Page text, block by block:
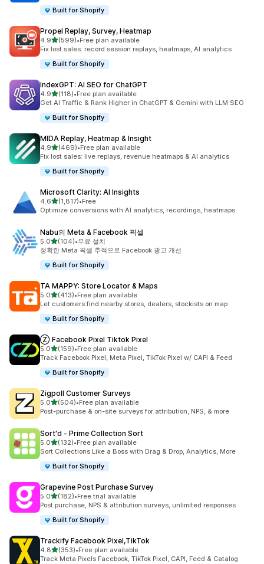
Built for Shopify
Propel Replay, Survey, Heatmap
4.9별 5개 중
(599)
총 리뷰 599개
•Free plan available
Fix lost sales: record session replays, heatmaps, AI analytics
Built for Shopify
IndexGPT: AI SEO for ChatGPT
4.9별 5개 중
(118)
총 리뷰 118개
•Free plan available
Get AI Traffic & Rank Higher in ChatGPT & Gemini with LLM SEO
Built for Shopify
MIDA Replay, Heatmap & Insight
4.9별 5개 중
(469)
총 리뷰 469개
•Free plan available
Fix lost sales: live replays, revenue heatmaps & AI analytics
Built for Shopify
Microsoft Clarity: AI Insights
4.6별 5개 중
(1,817)
총 리뷰 1817개
•Free
Optimize conversions with AI analytics, recordings, heatmaps
Nabu의 Meta & Facebook 픽셀
5.0별 5개 중
(104)
총 리뷰 104개
•무료 설치
정확한 Meta 픽셀 추적으로 Facebook 광고 개선
Built for Shopify
TA MAPPY: Store Locator & Maps
5.0별 5개 중
(413)
총 리뷰 413개
•Free plan available
Let customers find nearby stores, dealers, stockists on map
Built for Shopify
Ⓩ Facebook Pixel Tiktok Pixel
5.0별 5개 중
(159)
총 리뷰 159개
•Free plan available
Track Facebook Pixel, Meta Pixel, TikTok Pixel w/ CAPI & Feed
Built for Shopify
Zigpoll Customer Surveys
5.0별 5개 중
(504)
총 리뷰 504개
•Free plan available
Post-purchase & on-site surveys for attribution, NPS, & more
Sort'd ‑ Prime Collection Sort
5.0별 5개 중
(132)
총 리뷰 132개
•Free plan available
Sort Collections Like a Boss with Drag & Drop, Analytics, More
Built for Shopify
Grapevine Post Purchase Survey
5.0별 5개 중
(182)
총 리뷰 182개
•Free trial available
Post purchase, NPS & attribution surveys, unlimited responses
Built for Shopify
Trackify Facebook Pixel,TikTok
4.8별 5개 중
(353)
총 리뷰 353개
•Free plan available
Track Meta Pixels Facebook, TikTok Pixel, CAPI, Feed & Catalog